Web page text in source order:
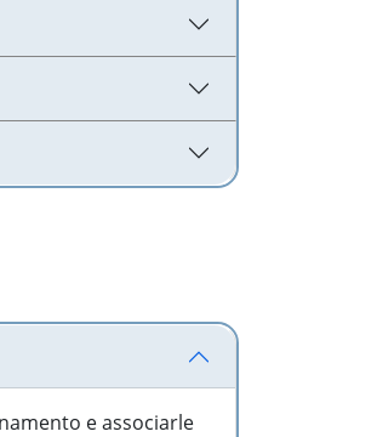
e associarle